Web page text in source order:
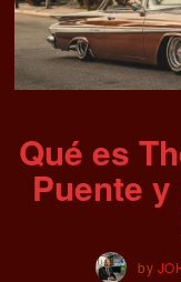
Qué es
Puente
by